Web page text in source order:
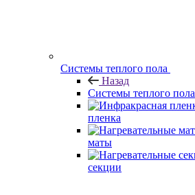
Системы теплого пола
Назад
Системы теплого пола
пленка
маты
секции